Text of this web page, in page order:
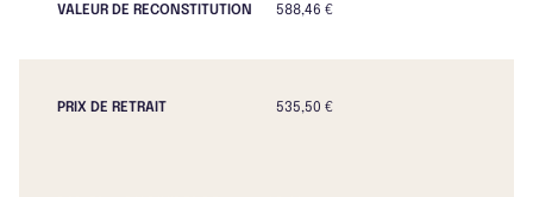
VALEUR DE RECONSTITUTION 588,46 €
PRIX DE RETRAIT 535,50 €